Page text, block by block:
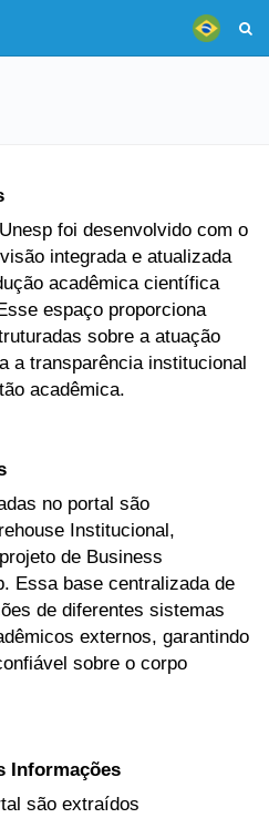
foi desenvolvido com o
integrada e atualizada
acadêmica científica
espaço proporciona
sobre a atuação
a transparência institucional
acadêmica.
no portal são
Institucional,
de Business
Essa base centralizada de
de diferentes sistemas
externos, garantindo
sobre o corpo
Informações
são extraídos